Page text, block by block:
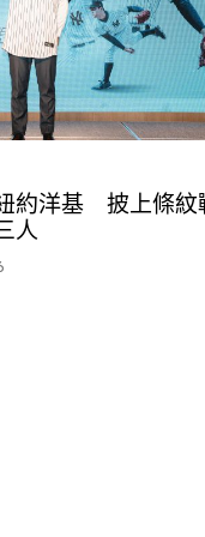
約洋基 披上條紋
人